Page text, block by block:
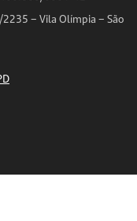
– Vila Olímpia – São